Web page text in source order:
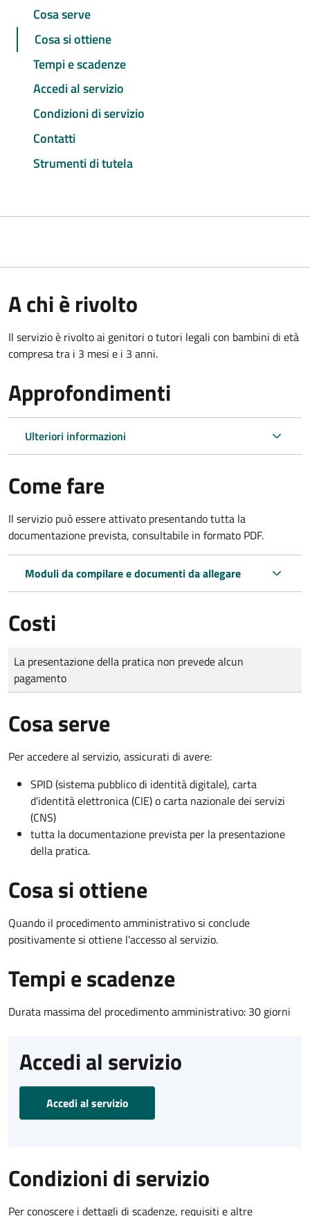
Cosa serve
Cosa si ottiene
Tempi e scadenze
Accedi al servizio
Condizioni di servizio
Contatti
Strumenti di tutela
A chi è rivolto
Il servizio è rivolto ai genitori o tutori legali con bambini di età
compresa tra i 3 mesi e i 3 anni.
Approfondimenti
Ulteriori informazioni
Come fare
Il servizio può essere attivato presentando tutta la
documentazione prevista, consultabile in formato PDF.
Moduli da compilare e documenti da allegare
Costi
Tipo di pagamento
Importo
La presentazione della pratica non prevede alcun
pagamento
Cosa serve
Per accedere al servizio, assicurati di avere:
SPID (sistema pubblico di identità digitale), carta
d’identità elettronica (CIE) o carta nazionale dei servizi
(CNS)
tutta la documentazione prevista per la presentazione
della pratica.
Cosa si ottiene
Quando il procedimento amministrativo si conclude
positivamente si ottiene l'accesso al servizio.
Tempi e scadenze
Durata massima del procedimento amministrativo: 30 giorni
Accedi al servizio
Accedi al servizio
Condizioni di servizio
Per conoscere i dettagli di scadenze, requisiti e altre